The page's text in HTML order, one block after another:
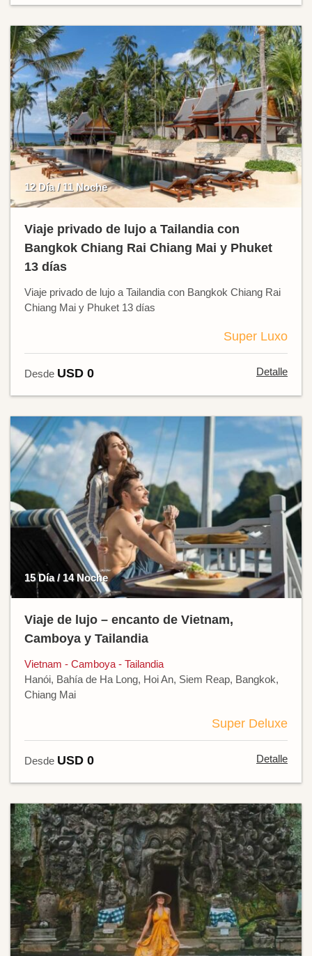
12 Día / 11 Noche
Viaje privado de lujo a Tailandia con
Bangkok Chiang Rai Chiang Mai y Phuket
13 días
Viaje privado de lujo a Tailandia con Bangkok Chiang Rai
Chiang Mai y Phuket 13 días
Super Luxo
Desde USD 0 Detalle
15 Día / 14 Noche
Viaje de lujo – encanto de Vietnam,
Camboya y Tailandia
Vietnam - Camboya - Tailandia
Hanói, Bahía de Ha Long, Hoi An, Siem Reap, Bangkok,
Chiang Mai
Super Deluxe
Desde USD 0 Detalle